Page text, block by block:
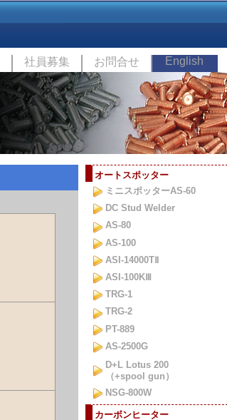
社員募集 お問合せ English
オートスポッター
ミニスポッターAS-60
DC Stud Welder
AS-80
AS-100
ASI-14000TⅡ
ASI-100KⅢ
TRG-1
TRG-2
PT-889
AS-2500G
D+L Lotus 200
（+spool gun）
NSG-800W
カーボンヒーター